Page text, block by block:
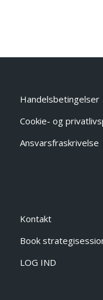
Handelsbetingelser
Cookie- og
Ansvarsfraskrivelse
Kontakt
Book
LOG IND